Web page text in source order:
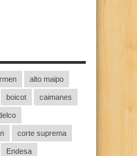
alto maipo
boicot caimanes
corte suprema
Endesa